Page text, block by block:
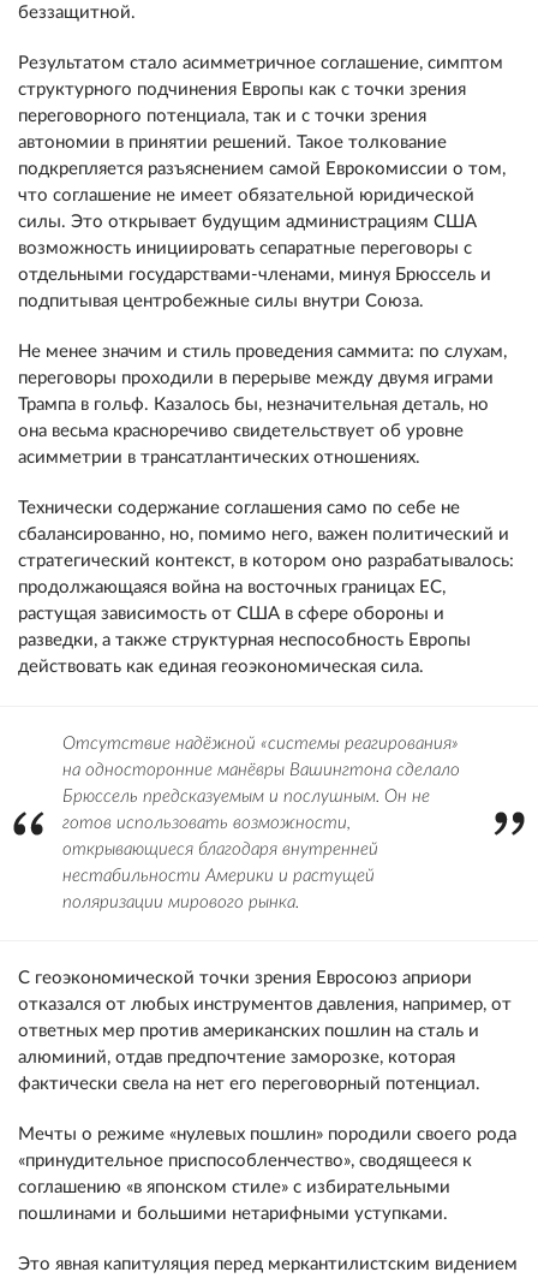
беззащитной.
Результатом стало асимметричное соглашение, симптом
структурного подчинения Европы как с точки зрения
переговорного потенциала, так и с точки зрения
автономии в принятии решений. Такое толкование
подкрепляется разъяснением самой Еврокомиссии о том,
что соглашение не имеет обязательной юридической
силы. Это открывает будущим администрациям США
возможность инициировать сепаратные переговоры с
отдельными государствами-членами, минуя Брюссель и
подпитывая центробежные силы внутри Союза.
Не менее значим и стиль проведения саммита: по слухам,
переговоры проходили в перерыве между двумя играми
Трампа в гольф. Казалось бы, незначительная деталь, но
она весьма красноречиво свидетельствует об уровне
асимметрии в трансатлантических отношениях.
Технически содержание соглашения само по себе не
сбалансированно, но, помимо него, важен политический и
стратегический контекст, в котором оно разрабатывалось:
продолжающаяся война на восточных границах ЕС,
растущая зависимость от США в сфере обороны и
разведки, а также структурная неспособность Европы
действовать как единая геоэкономическая сила.
Отсутствие надёжной «системы реагирования»
на односторонние манёвры Вашингтона сделало
Брюссель предсказуемым и послушным. Он не
готов использовать возможности,
открывающиеся благодаря внутренней
нестабильности Америки и растущей
поляризации мирового рынка.
С геоэкономической точки зрения Евросоюз априори
отказался от любых инструментов давления, например, от
ответных мер против американских пошлин на сталь и
алюминий, отдав предпочтение заморозке, которая
фактически свела на нет его переговорный потенциал.
Мечты о режиме «нулевых пошлин» породили своего рода
«принудительное приспособленчество», сводящееся к
соглашению «в японском стиле» с избирательными
пошлинами и большими нетарифными уступками.
Это явная капитуляция перед меркантилистским видением